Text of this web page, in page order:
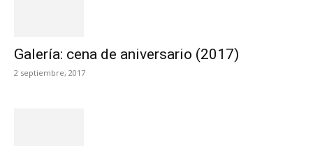
Galería: cena de aniversario (2017)
2 septiembre, 2017